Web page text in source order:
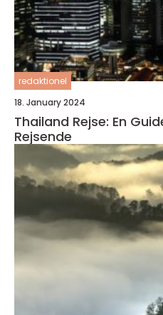
redaktionel
18. January 2024
Thailand Rejse: En
Rejsende